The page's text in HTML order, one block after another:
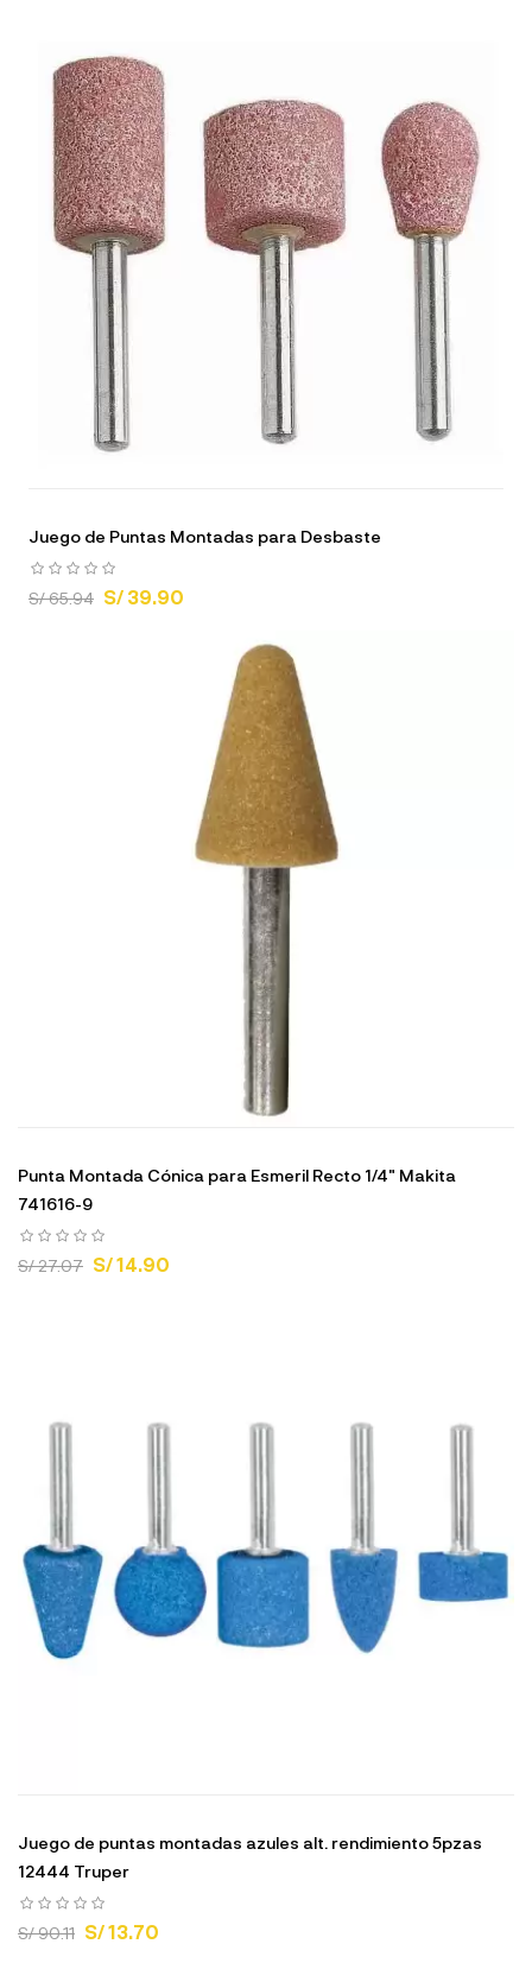
Juego de Puntas Montadas para Desbaste
S/ 65.94 S/ 39.90
Punta Montada Cónica para Esmeril Recto 1/4" Makita
741616-9
S/ 27.07 S/ 14.90
Juego de puntas montadas azules alt. rendimiento 5pzas
12444 Truper
S/ 90.11 S/ 13.70